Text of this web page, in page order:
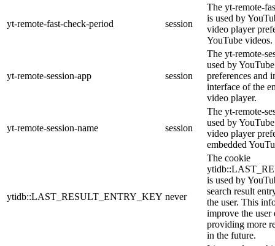
yt-remote-fast-check-period session
The yt-remote-
is used by
video player
YouTube videos.
yt-remote-session-app session
The yt-remote-
used by
preferences and
interface of the
video player.
yt-remote-session-name session
The yt-remote-
used by
video player
embedded
ytidb::LAST_RESULT_ENTRY_KEY never
The cookie
is used by
search result
the user. This
improve the user
providing more
in the future.